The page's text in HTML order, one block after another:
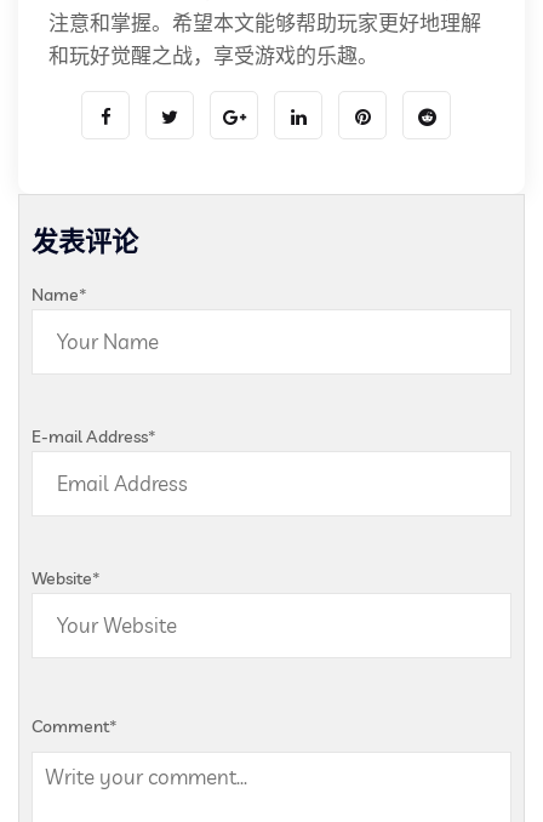
注意和掌握。希望本文能够帮助玩家更好地理解
和玩好觉醒之战，享受游戏的乐趣。
发表评论
Name*
E-mail Address*
Website*
Comment*